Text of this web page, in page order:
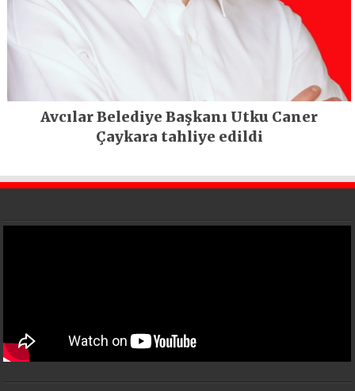
Avcılar Belediye Başkanı Utku Caner
Çaykara tahliye edildi